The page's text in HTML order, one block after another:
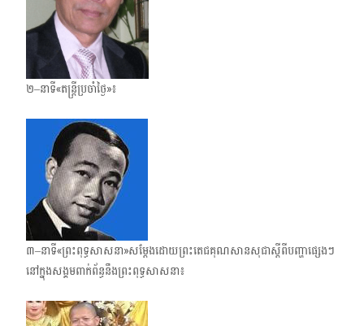
២–នាទី«តន្ត្រីប្រចាំថ្ងៃ»៖
៣–នាទី«ព្រះពុទ្ធសាសនា»សម្តែងដោយព្រះតេជគុណសានសុជាស្តីពីបញ្ហាផ្សេងៗ
នៅក្នុងសង្គមពាក់​ព័ន្ធនឹងព្រះពុទ្ធសាសនា៖